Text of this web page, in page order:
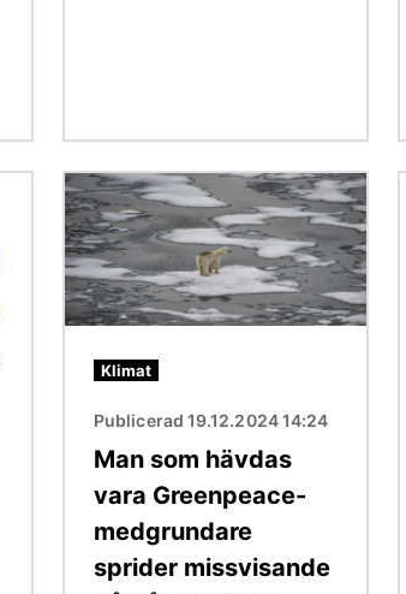
Bild
Klimat
Publicerad 19.12.2024 14:24
Man som hävdas
vara Greenpeace-
medgrundare
sprider missvisande